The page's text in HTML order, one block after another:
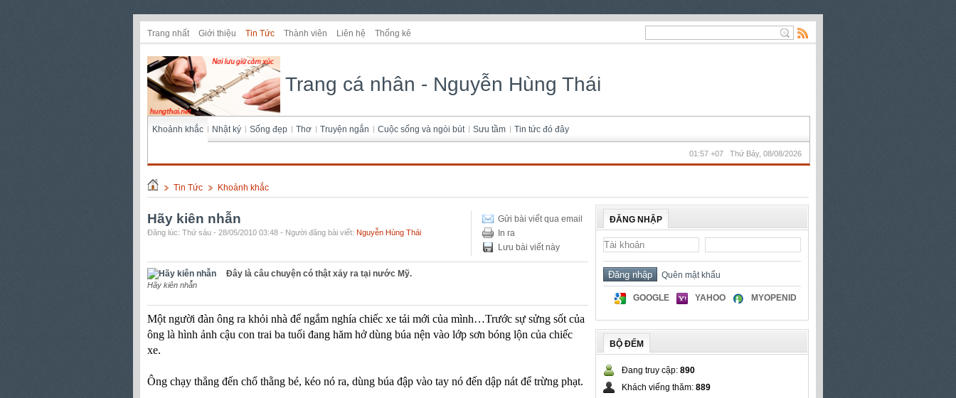
Trang nhất Giới thiệu Tin Tức Thành viên Liên hệ Thống kê
Trang cá nhân - Nguyễn Hùng Thái
Khoảnh khắc Nhật ký Sống đẹp Thơ Truyện ngắn Cuộc sống và ngòi bút Sưu tầm Tin tức đó đây
01:57 +07 Thứ Bảy, 08/08/2026
Tin Tức Khoảnh khắc
Gửi bài viết qua email
In ra
Lưu bài viết này
Hãy kiên nhẫn
Đăng lúc: Thứ sáu - 28/05/2010 03:48 - Người đăng bài viết: Nguyễn Hùng Thái
Hãy kiên nhẫn
Đây là câu chuyện có thật xảy ra tại nước Mỹ.
Một người đàn ông ra khỏi nhà để ngắm nghía chiếc xe tải mới của mình…Trước sự sửng sốt của
ông là hình ảnh cậu con trai ba tuổi đang hăm hở dùng búa nện vào lớp sơn bóng lộn của chiếc
xe.
Ông chạy thẳng đến chổ thằng bé, kéo nó ra, dùng búa đập vào tay nó đến dập nát để trừng phạt.
ĐĂNG NHẬP
Quên mật khẩu
GOOGLE YAHOO MYOPENID
BỘ ĐẾM
Đang truy cập: 890
Khách viếng thăm: 889